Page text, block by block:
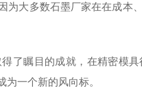
为大多数石墨厂家在在成本
了瞩目的成就，在精密模
一个新的风向标。